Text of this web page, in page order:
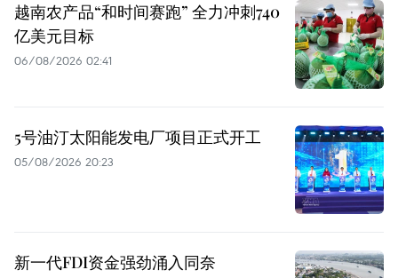
越南农产品“和时间赛跑” 全力冲刺740
亿美元目标
06/08/2026 02:41
5号油汀太阳能发电厂项目正式开工
05/08/2026 20:23
新一代FDI资金强劲涌入同奈